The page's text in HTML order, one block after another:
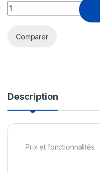
Microsoft Office
Comparer
Description
Prix et fonctionnalités